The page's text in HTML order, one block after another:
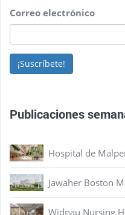
Correo electrónico
¡Suscríbete!
Publicaciones
Hospital de
Jawaher Boston
Widnau Nursing